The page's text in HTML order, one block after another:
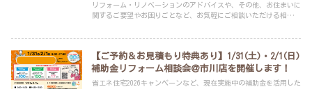
リフォーム・リノベーションのアドバイスや、その他、お住まいに
関するご要望やお困りごとなど、お気軽にご相談いただける相談会
【ご予約＆お見積もり特典あり】1/31(土)・2/1(日)
補助金リフォーム相談会＠市川店を開催します！
省エネ住宅2026キャンペーンなど、現在実施中の補助金を活用した